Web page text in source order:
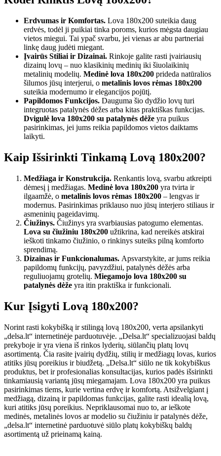
Erdvumas ir Komfortas. Lova 180x200 suteikia daug
erdvės, todėl ji puikiai tinka poroms, kurios mėgsta daugiau
vietos miegui. Tai ypač svarbu, jei vienas ar abu partneriai
linkę daug judėti miegant.
Įvairūs Stiliai ir Dizainai. Rinkoje galite rasti įvairiausių
dizainų lovų – nuo klasikinių medinių iki šiuolaikinių
metalinių modelių. Medinė lova 180x200 prideda natūralios
šilumos jūsų interjerui, o metalinis lovos rėmas 180x200
suteikia modernumo ir elegancijos pojūtį.
Papildomos Funkcijos. Dauguma šio dydžio lovų turi
integruotas patalynės dėžes arba kitas praktiškas funkcijas.
Dvigulė lova 180x200 su patalynės dėže yra puikus
pasirinkimas, jei jums reikia papildomos vietos daiktams
laikyti.
Kaip Išsirinkti Tinkamą Lovą 180x200?
Medžiaga ir Konstrukcija. Renkantis lovą, svarbu atkreipti
dėmesį į medžiagas. Medinė lova 180x200 yra tvirta ir
ilgaamžė, o metalinis lovos rėmas 180x200 – lengvas ir
modernus. Pasirinkimas priklauso nuo jūsų interjero stiliaus ir
asmeninių pageidavimų.
Čiužinys. Čiužinys yra svarbiausias patogumo elementas.
Lova su čiužiniu 180x200 užtikrina, kad nereikės atskirai
ieškoti tinkamo čiužinio, o rinkinys suteiks pilną komforto
sprendimą.
Dizainas ir Funkcionalumas. Apsvarstykite, ar jums reikia
papildomų funkcijų, pavyzdžiui, patalynės dėžės arba
reguliuojamų grotelių. Miegamojo lova 180x200 su
patalynės dėže yra itin praktiška ir funkcionali.
Kur Įsigyti Lovą 180x200?
Norint rasti kokybišką ir stilingą lovą 180x200, verta apsilankyti
„delsa.lt“ internetinėje parduotuvėje. „Delsa.lt“ specializuojasi baldų
prekyboje ir yra viena iš rinkos lyderių, siūlančių platų lovų
asortimentą. Čia rasite įvairių dydžių, stilių ir medžiagų lovas, kurios
atitiks jūsų poreikius ir biudžetą. „Delsa.lt“ siūlo ne tik kokybiškus
produktus, bet ir profesionalias konsultacijas, kurios padės išsirinkti
tinkamiausią variantą jūsų miegamajam. Lova 180x200 yra puikus
pasirinkimas tiems, kurie vertina erdvę ir komfortą. Atsižvelgiant į
medžiagą, dizainą ir papildomas funkcijas, galite rasti idealią lovą,
kuri atitiks jūsų poreikius. Nepriklausomai nuo to, ar ieškote
medinės, metalinės lovos ar modelio su čiužiniu ir patalynės dėže,
„delsa.lt“ internetinė parduotuvė siūlo platų kokybiškų baldų
asortimentą už prieinamą kainą.